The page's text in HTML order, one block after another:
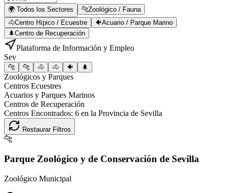
🌍 Todos los Sectores 🐆Zoológico / Fauna
🐴Centro Hípico / Ecuestre 🐠Acuario / Parque Marino
🌲Centro de Recuperación
Plataforma de Información y Empleo
Sev
🐆 🐆 🐴 🐴 🐠 🌲
Zoológicos y Parques
Centros Ecuestres
Acuarios y Parques Marinos
Centros de Recuperación
Centros Encontrados: 6 en la Provincia de Sevilla
Restaurar Filtros
🐆
Parque Zoológico y de Conservación de Sevilla
Zoológico Municipal